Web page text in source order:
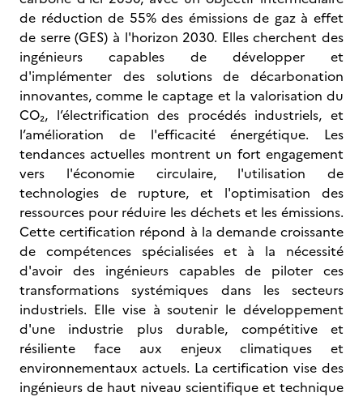
de réduction de 55% des émissions de gaz à effet
de serre (GES) à l'horizon 2030. Elles cherchent des
ingénieurs capables de développer et
d'implémenter des solutions de décarbonation
innovantes, comme le captage et la valorisation du
CO₂, l’électrification des procédés industriels, et
l’amélioration de l'efficacité énergétique. Les
tendances actuelles montrent un fort engagement
vers l'économie circulaire, l'utilisation de
technologies de rupture, et l'optimisation des
ressources pour réduire les déchets et les émissions.
Cette certification répond à la demande croissante
de compétences spécialisées et à la nécessité
d'avoir des ingénieurs capables de piloter ces
transformations systémiques dans les secteurs
industriels. Elle vise à soutenir le développement
d'une industrie plus durable, compétitive et
résiliente face aux enjeux climatiques et
environnementaux actuels. La certification vise des
ingénieurs de haut niveau scientifique et technique